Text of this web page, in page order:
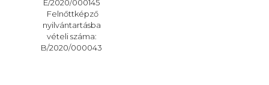
E/2020/000145
Felnőttképző
nyilvántartásba
vételi száma:
B/2020/000043